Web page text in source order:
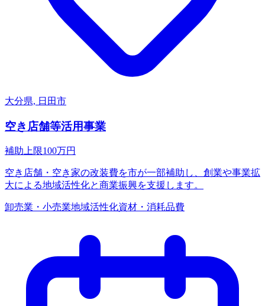
大分県, 日田市
空き店舗等活用事業
補助上限100万円
空き店舗・空き家の改装費を市が一部補助し、創業や事業拡
大による地域活性化と商業振興を支援します。
卸売業・小売業地域活性化資材・消耗品費